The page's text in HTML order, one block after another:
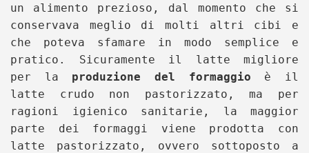
un alimento prezioso, dal momento che si
conservava meglio di molti altri cibi e
che poteva sfamare in modo semplice e
pratico. Sicuramente il latte migliore
per la produzione del formaggio è il
latte crudo non pastorizzato, ma per
ragioni igienico sanitarie, la maggior
parte dei formaggi viene prodotta con
latte pastorizzato, ovvero sottoposto a